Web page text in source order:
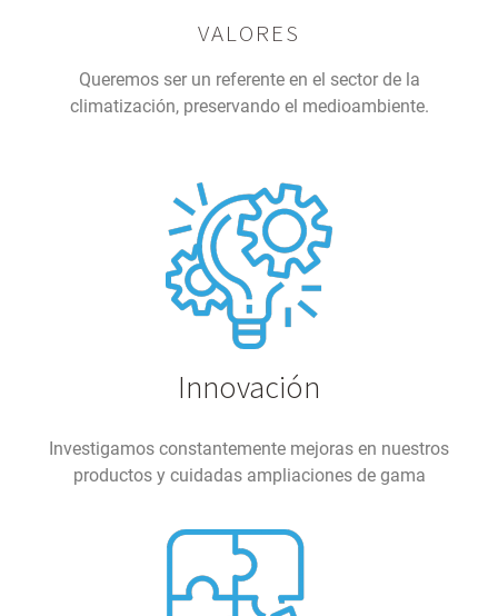
VALORES
Queremos ser un referente en el sector de la
climatización, preservando el medioambiente.
Innovación
Investigamos constantemente mejoras en nuestros
productos y cuidadas ampliaciones de gama